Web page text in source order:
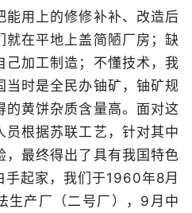
能用上的修修补补、改造后
就在平地上盖简陋厂房；缺
己加工制造；不懂技术，我
当时是全民办铀矿，铀矿规
的黄饼杂质含量高。面对这
员根据苏联工艺，针对其中
，最终得出了具有我国特色
手起家，我们于1960年8月
生产厂（二号厂），9月中